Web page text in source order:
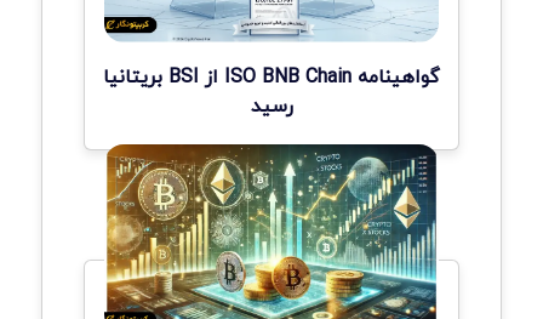
گواهینامه ISO BNB Chain از BSI بریتانیا
رسید